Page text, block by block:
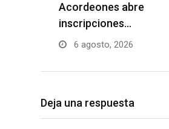
Acordeones abre
inscripciones…
6 agosto, 2026
Deja una respuesta